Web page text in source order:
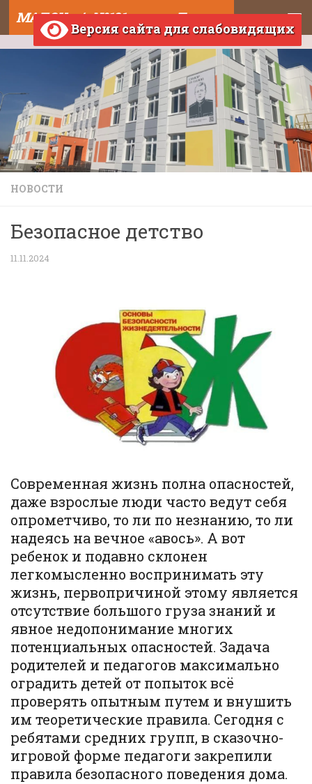
Skip to content МАДОУ д/с №121 города Тюмени
Версия сайта для слабовидящих
НОВОСТИ
Безопасное детство
11.11.2024
Современная жизнь полна опасностей,
даже взрослые люди часто ведут себя
опрометчиво, то ли по незнанию, то ли
надеясь на вечное «авось». А вот
ребенок и подавно склонен
легкомысленно воспринимать эту
жизнь, первопричиной этому является
отсутствие большого груза знаний и
явное недопонимание многих
потенциальных опасностей. Задача
родителей и педагогов максимально
оградить детей от попыток всё
проверять опытным путем и внушить
им теоретические правила. Сегодня с
ребятами средних групп, в сказочно-
игровой форме педагоги закрепили
правила безопасного поведения дома.